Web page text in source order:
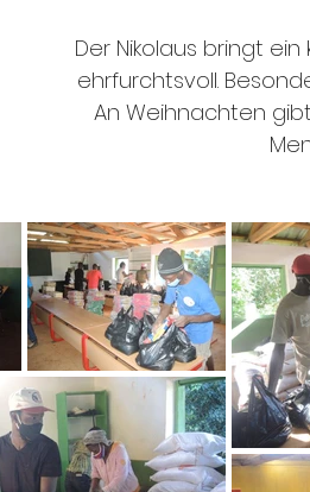
Der Nikolaus bringt
ehrfurchtsvoll.
An Weihnachten